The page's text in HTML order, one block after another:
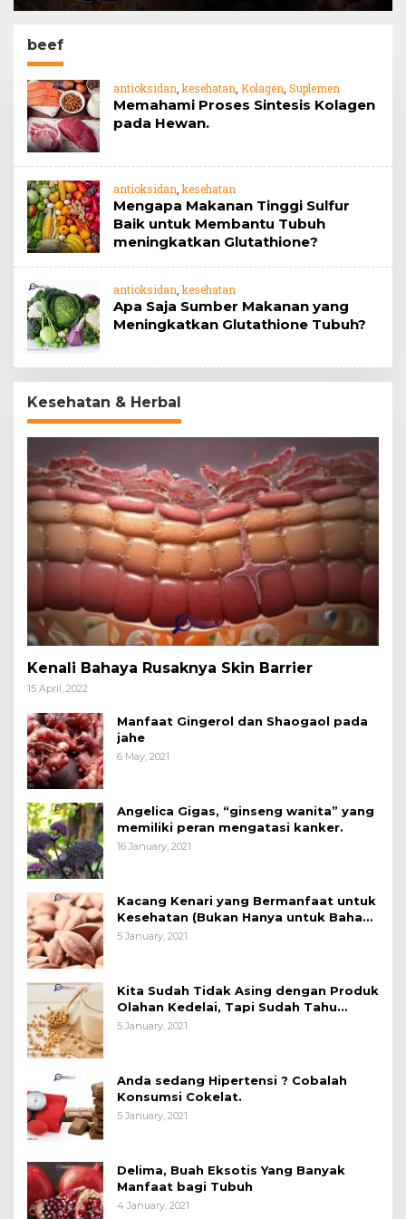
Barrier
beef
antioksidan kesehatan Kolagen Suplemen
Memahami Proses Sintesis Kolagen
pada Hewan.
antioksidan kesehatan
Mengapa Makanan Tinggi Sulfur
Baik untuk Membantu Tubuh
meningkatkan Glutathione?
antioksidan kesehatan
Apa Saja Sumber Makanan yang
Meningkatkan Glutathione Tubuh?
Kesehatan & Herbal
Kenali Bahaya Rusaknya Skin Barrier
15 April, 2022
Manfaat Gingerol dan Shaogaol pada
jahe
6 May, 2021
Angelica Gigas, “ginseng wanita” yang
memiliki peran mengatasi kanker.
16 January, 2021
Kacang Kenari yang Bermanfaat untuk
Kesehatan (Bukan Hanya untuk Bahan
Kue)
5 January, 2021
Kita Sudah Tidak Asing dengan Produk
Olahan Kedelai, Tapi Sudah Tahu
Manfaatnya untuk Kesehatan?
5 January, 2021
Anda sedang Hipertensi ? Cobalah
Konsumsi Cokelat.
5 January, 2021
Delima, Buah Eksotis Yang Banyak
Manfaat bagi Tubuh
4 January, 2021